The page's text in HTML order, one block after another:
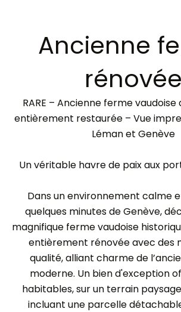
Ancienne
rénovée
RARE – Ancienne ferme
entièrement restaurée – Vue
Léman et Genève
Un véritable havre de paix aux
Dans un environnement calme
quelques minutes de Genève,
magnifique ferme vaudoise
entièrement rénovée avec des
qualité, alliant charme de
moderne. Un bien d'exception
habitables, sur un terrain
incluant une parcelle